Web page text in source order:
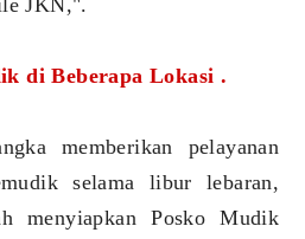
di Beberapa Lokasi .
memberikan pelayanan
selama libur lebaran,
menyiapkan Posko Mudik